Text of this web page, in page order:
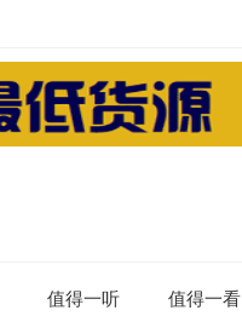
值得一听 值得一看